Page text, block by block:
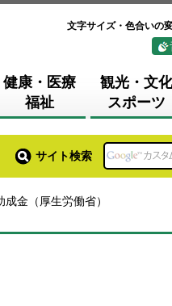
文字サイズ・色合いの
健康・医療
福祉
観光・文化
スポーツ
サイト検索
金（厚生労働省）